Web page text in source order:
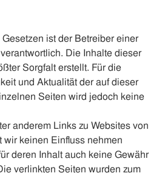
ist der Betreiber einer
Die Inhalte dieser
Sorgfalt erstellt. Für die
und Aktualität der auf dieser
Seiten wird jedoch keine
anderem Links zu Websites von
wir keinen Einfluss nehmen
deren Inhalt auch keine Gewähr
verlinkten Seiten wurden zum